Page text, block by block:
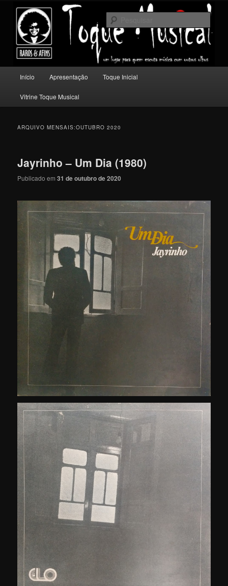
conteúdo
principal
conteúdo
secundário
Toque Musical
Um lugar para quem escuta música com outros olhos.
principal
Início Apresentação Toque Inicial
Vitrine Toque Musical
ARQUIVO MENSAIS:OUTUBRO 2020
Jayrinho – Um Dia (1980)
Publicado em31 de outubro de 2020